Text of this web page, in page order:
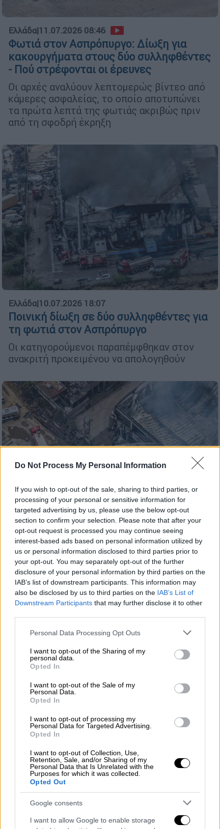
Do Not Process My Personal Information
If you wish to opt-out of the sale, sharing to third parties, or
processing of your personal or sensitive information for
targeted advertising by us, please use the below opt-out
section to confirm your selection. Please note that after your
opt-out request is processed you may continue seeing
interest-based ads based on personal information utilized by
us or personal information disclosed to third parties prior to
your opt-out. You may separately opt-out of the further
disclosure of your personal information by third parties on the
IAB’s list of downstream participants. This information may
also be disclosed by us to third parties on the IAB’s List of
Downstream Participants that may further disclose it to other
Please note that this website/app uses one or more Google
not limited to your visit or usage behaviour. You may click to
grant or deny consent to Google and its third-party tags to
use your data for below specified purposes in below Google
consent section.
Personal Data Processing Opt Outs
I want to opt-out of the Sharing of my
personal data.
Opted In
I want to opt-out of the Sale of my
Personal Data.
Opted In
I want to opt-out of processing my
Personal Data for Targeted Advertising.
Opted In
I want to opt-out of Collection, Use,
Retention, Sale, and/or Sharing of my
Personal Data that Is Unrelated with the
Purposes for which it was collected.
Opted Out
Google consents
I want to allow Google to enable storage
Ελλάδα|11.07.2026 08:46
Φωτιά στον Ασπρόπυργο: Δίωξη για
κακουργήματα στους δύο συλληφθέντες
- Πού στρέφονται οι έρευνες
Οι αρχές αναλύουν λεπτομερώς βίντεο από
κάμερες ασφαλείας, το οποίο αποτυπώνει
τα πρώτα λεπτά της φωτιάς ακριβώς πριν
από τη σφοδρή έκρηξη
Ελλάδα|10.07.2026 18:07
Ποινική δίωξη σε δύο συλληφθέντες για
τη φωτιά στον Ασπρόπυργο
Οι κατηγορούμενοι παραπέμφθηκαν στον
ανακριτή προκειμένου να απολογηθούν
Ελλάδα|09.07.2026 17:49
Πώς ξεκίνησε η μεγάλη φωτιά στον
Ασπρόπυργο: Οι εργασίες σε επιχείρηση
και οι απανωτές εκρήξεις
Οι πρώτες πληροφορίες για τα αίτια της
τεράστιας φωτιάς στον Ασπρόπυργο
Ελλάδα|09.07.2026 12:52
Νέα φωτιά τώρα στον Ασπρόπυργο - Σε
απόσταση αναπνοής από την